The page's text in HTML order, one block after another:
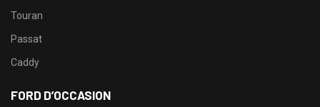
Touran
Passat
Caddy
FORD D’OCCASION